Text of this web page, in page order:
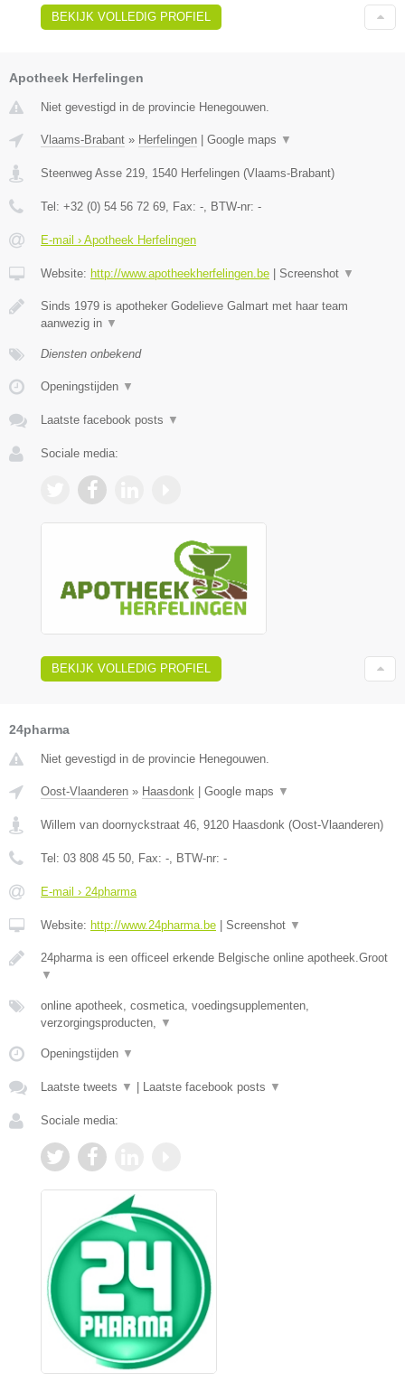
BEKIJK VOLLEDIG PROFIEL
Apotheek Herfelingen
Niet gevestigd in de provincie Henegouwen.
Vlaams-Brabant » Herfelingen Google maps ▼
Steenweg Asse 219 1540 Herfelingen (Vlaams-Brabant)
Tel: +32 (0) 54 56 72 69 , Fax: - , BTW-nr: -
E-mail › Apotheek Herfelingen
Website: http://www.apotheekherfelingen.be Screenshot ▼
Sinds 1979 is apotheker Godelieve Galmart met haar team
aanwezig in ▼
Diensten onbekend
Openingstijden ▼
Laatste facebook posts ▼
Sociale media:
BEKIJK VOLLEDIG PROFIEL
24pharma
Niet gevestigd in de provincie Henegouwen.
Oost-Vlaanderen » Haasdonk Google maps ▼
Willem van doornyckstraat 46, 9120 Haasdonk (Oost-Vlaanderen)
Tel: 03 808 45 50, Fax: -, BTW-nr: -
E-mail › 24pharma
Website: http://www.24pharma.be Screenshot ▼
24pharma is een officeel erkende Belgische online apotheek.Groot
▼
online apotheek, cosmetica, voedingsupplementen,
verzorgingsproducten, ▼
Openingstijden ▼
Laatste tweets ▼ Laatste facebook posts ▼
Sociale media: